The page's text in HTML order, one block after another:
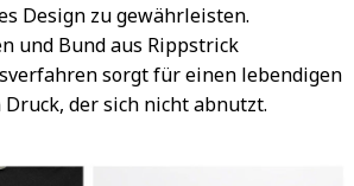
Design zu gewährleisten.
und Bund aus Rippstrick
sorgt für einen lebendigen
der sich nicht abnutzt.